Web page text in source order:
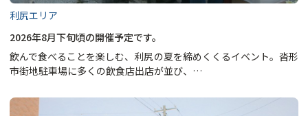
利尻エリア
2026年8月下旬頃の開催予定です。
飲んで食べることを楽しむ、利尻の夏を締めくくるイベント。沓形
市街地駐車場に多くの飲食店出店が並び、…